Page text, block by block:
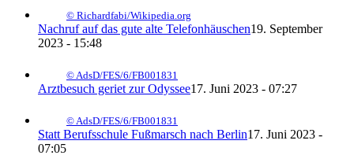
© Richardfabi/Wikipedia.org
Nachruf auf das gute alte Telefonhäuschen19. September
2023 - 15:48
© AdsD/FES/6/FB001831
Arztbesuch geriet zur Odyssee17. Juni 2023 - 07:27
© AdsD/FES/6/FB001831
Statt Berufsschule Fußmarsch nach Berlin17. Juni 2023 -
07:05